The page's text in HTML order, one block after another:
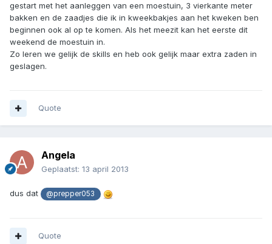
gestart met het aanleggen van een moestuin, 3 vierkante meter
bakken en de zaadjes die ik in kweekbakjes aan het kweken ben
beginnen ook al op te komen. Als het meezit kan het eerste dit
weekend de moestuin in.
Zo leren we gelijk de skills en heb ook gelijk maar extra zaden in
geslagen.
Quote
Angela
Geplaatst: 13 april 2013
dus dat @prepper053
Quote